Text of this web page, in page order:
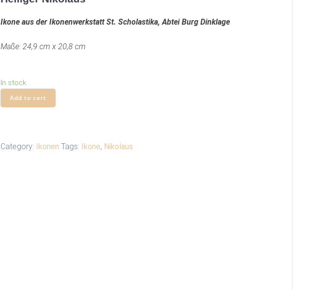
Ikone aus der Ikonenwerkstatt St. Scholastika, Abtei Burg Dinklage
Maße: 24,9 cm x 20,8 cm
In stock
Ikone
„Heiliger
Add to cart
Category: Ikonen Tags: Ikone, Nikolaus